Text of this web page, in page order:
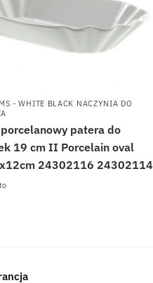
- WHITE BLACK NACZYNIA DO
porcelanowy patera do
19 cm II Porcelain oval
24302116 24302114